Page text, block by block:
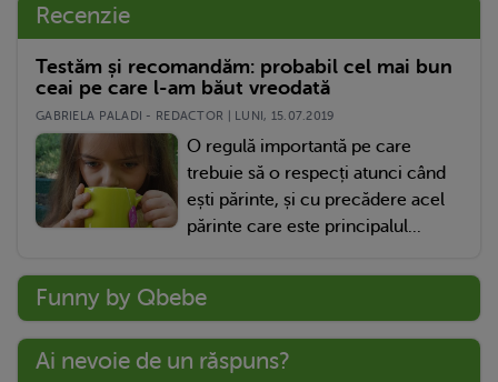
Recenzie
Testăm și recomandăm: probabil cel mai bun
ceai pe care l-am băut vreodată
GABRIELA PALADI - REDACTOR | LUNI, 15.07.2019
O regulă importantă pe care
trebuie să o respecți atunci când
ești părinte, și cu precădere acel
părinte care este principalul...
Funny by Qbebe
Ai nevoie de un răspuns?